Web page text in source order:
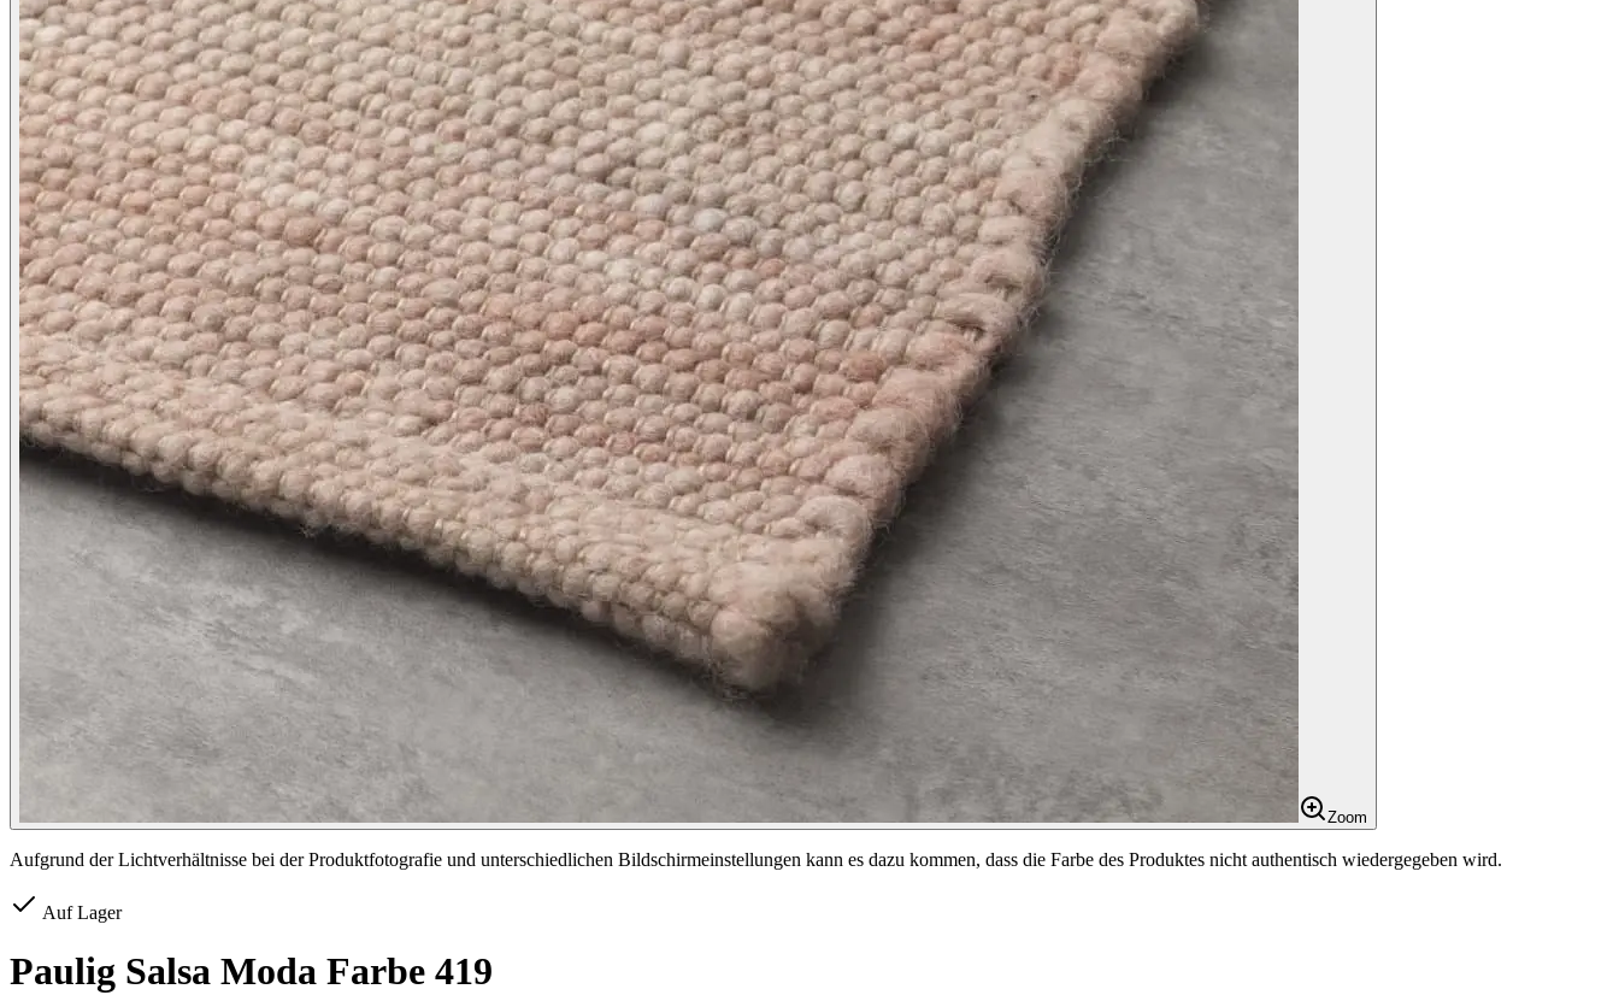
Zoom
Aufgrund der Lichtverhältnisse bei der Produktfotografie und unterschiedlichen Bildschirmeinstellungen kann es dazu kommen, dass die Farbe des Produktes nicht authentisch wiedergegeben wird.
Auf Lager
Paulig Salsa Moda Farbe 419